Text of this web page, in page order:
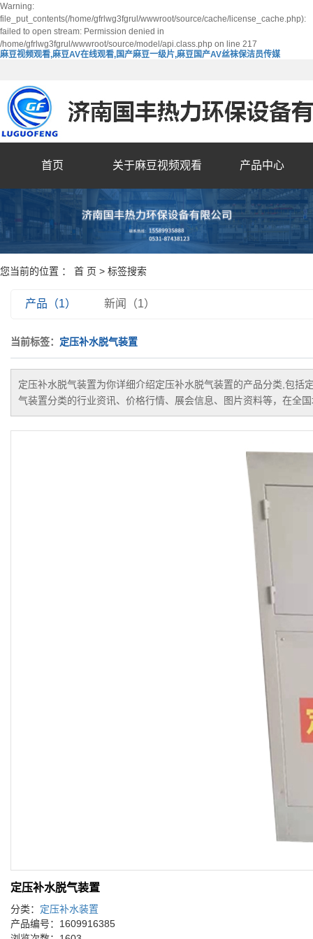
Warning:
file_put_contents(/home/gfrlwg3fgrul/wwwroot/source/cache/license_cache.php):
failed to open stream: Permission denied in
/home/gfrlwg3fgrul/wwwroot/source/model/api.class.php on line 217
麻豆视频观看,麻豆AV在线观看,国产麻豆一级片,麻豆国产AV丝袜保洁员传媒
首页 关于麻豆视频观看 产品中心
您当前的位置 ： 首 页 > 标签搜索
产品（1） 新闻（1）
当前标签： 定压补水脱气装置
定压补水脱气装置为你详细介绍定压补水脱气装置的产品分类,包括
气装置分类的行业资讯、价格行情、展会信息、图片资料等，在全
定压补水脱气装置
分类： 定压补水装置
产品编号：1609916385